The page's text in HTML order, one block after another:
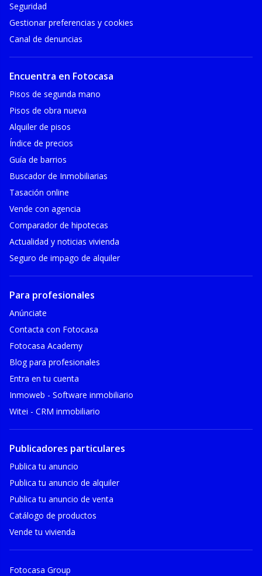
Seguridad
Gestionar preferencias y cookies
Canal de denuncias
Encuentra en Fotocasa
Pisos de segunda mano
Pisos de obra nueva
Alquiler de pisos
Índice de precios
Guía de barrios
Buscador de Inmobiliarias
Tasación online
Vende con agencia
Comparador de hipotecas
Actualidad y noticias vivienda
Seguro de impago de alquiler
Para profesionales
Anúnciate
Contacta con Fotocasa
Fotocasa Academy
Blog para profesionales
Entra en tu cuenta
Inmoweb - Software inmobiliario
Witei - CRM inmobiliario
Publicadores particulares
Publica tu anuncio
Publica tu anuncio de alquiler
Publica tu anuncio de venta
Catálogo de productos
Vende tu vivienda
Fotocasa Group